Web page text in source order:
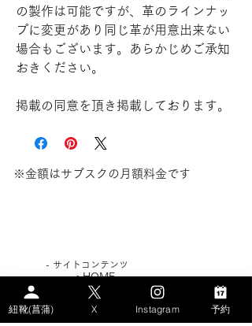
の製作は可能ですが、革のラインナッ
プに変更があり同じ革が用意出来ない
場合もございます。あらかじめご承知
おきください。
掲載の同意を頂き掲載しております。
※金額はサブスクの月額料金です
​- サイトコンテンツ
>HOME
>WHAT's AYAME？
紐靴(菖蒲) X Instagram 予約